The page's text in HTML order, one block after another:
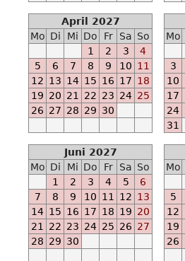
2023-
2023-
10-
21
Ab
2023-
April 2027
Mo Di Mi Do Fr Sa So
1
2 3
4
5
6 7 8 9 10 11
12 13 14 15 16 17 18
19 20 21 22 23 24 25
26 27 28 29 30
Mo
3
10
17
24
31
Juni 2027
Mo Di Mi Do Fr Sa So
1
2 3 4 5
6
7
8 9 10 11 12 13
14 15 16 17 18 19 20
21
22 23 24 25 26 27
28 29 30
Mo
5
12
19
26